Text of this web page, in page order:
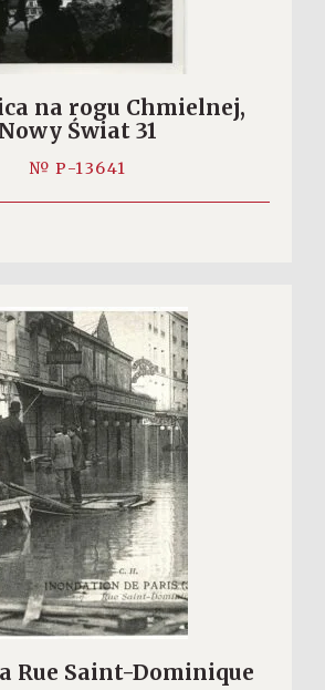
na rogu Chmielnej,
Nowy Świat 31
№ P-13641
Rue Saint-Dominique